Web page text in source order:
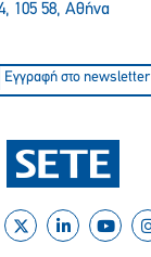
105 58, Αθήνα
Εγγραφή στο newsletter